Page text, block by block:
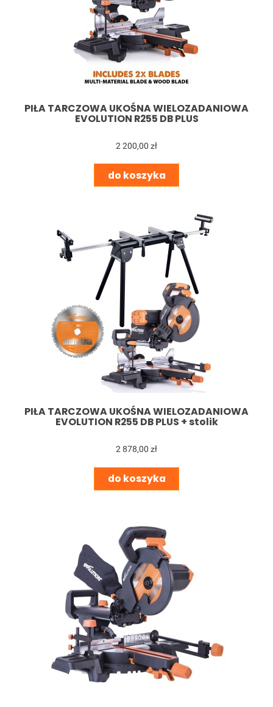
PIŁA TARCZOWA UKOŚNA WIELOZADANIOWA
EVOLUTION R255 DB PLUS
2 200,00 zł
do koszyka
PIŁA TARCZOWA UKOŚNA WIELOZADANIOWA
EVOLUTION R255 DB PLUS + stolik
2 878,00 zł
do koszyka